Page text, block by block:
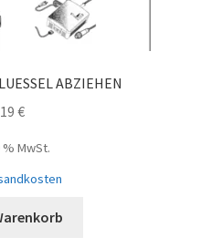
ABZIEHEN
€
% MwSt.